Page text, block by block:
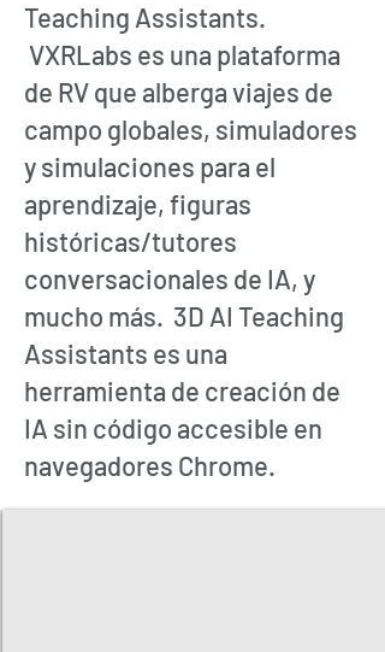
Teaching Assistants.
VXRLabs es una plataforma
de RV que alberga viajes de
campo globales, simuladores
y simulaciones para el
aprendizaje, figuras
históricas/tutores
conversacionales de IA, y
mucho más. 3D AI Teaching
Assistants es una
herramienta de creación de
IA sin código accesible en
navegadores Chrome.